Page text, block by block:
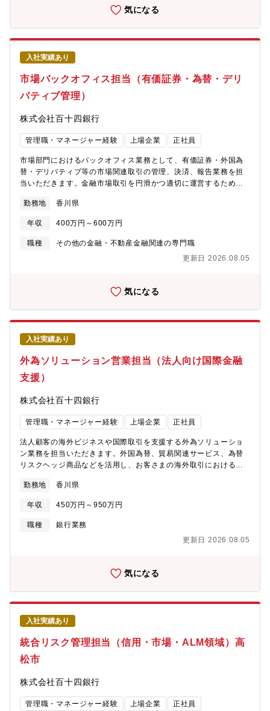
管理の専門性を高められます。資産・負債のバランス管理や市場
部門の収益管理など、金融機関経営に不可欠なALM領域の専門性
を磨くことができます。★金融当局対応など高度な金融管理業務
に携われます。金融当局への報告業務や規制対応を通じて、金融
機関に求められるリスク管理・ガバナンス領域の経験を積むこと
ができます。★市場部門と近い距離で経営管理に関われます。市
場部門の損益予想や予算管理にも携わるため、運用・市場取引の
実態を踏まえた管理・企画業務を経験できます。★金融商品の知
識を活かしてキャリアを広げられます。金融商品の運用・販売・
ャリアを広げることができます。
気になる
入社実績あり
市場バックオフィス担当（有価証券・為替・デリ
バティブ管理）
株式会社百十四銀行
管理職・マネージャー経験 上場企業 正社員
市場部門におけるバックオフィス業務として、有価証券・外国為
替・デリバティブ等の市場関連取引の管理、決済、報告業務を担
当いただきます。金融市場取引を円滑かつ適切に運営するため、
ジションです。具体的に、【市場取引管理】■銀行間取引の確認・
管理■有価証券取引管理■外国為替取引管理■デリバティブ取引管理
【決済業務】■資金決済指図■決済状況管理■対外決済対応【金融管
理業務】■金融当局への定例報告■市場部門関連の決算業務■データ
ロセス改善※金融市場取引を支える専門性の高いオペレーション
【魅力】★幅広い市場商品に関われます。債券・株式・投資信
託・為替・デリバティブなど、多様な金融商品の取引管理・決済
業務を経験可能。★金融オペレーションの専門性を磨けます。取
引確認、決済管理、金融当局報告、決算対応など、市場取引に必
要不可欠な管理業務を幅広く担当できます。★市場部門と近い距
離で業務改善に取り組めます。フロント部門と連携しながら、市
場取引プロセスの正確性・効率性向上に貢献可能。★金融商品知
識を活かしたキャリア形成が可能。金融商品の運用・販売・管理
経験を活かし、市場業務管理や金融オペレーション領域の専門人
勤務地 香川県
年収 400万円～600万円
職種
その他の金融・不動産金融関連の専門職
更新日 2026.08.05
気になる
入社実績あり
外為ソリューション営業担当（法人向け国際金融
支援）
株式会社百十四銀行
管理職・マネージャー経験 上場企業 正社員
法人顧客の海外ビジネスや国際取引を支援する外為ソリューショ
ン業務を担当いただきます。外国為替、貿易関連サービス、為替
リスクヘッジ商品などを活用し、お客さまの海外取引における課
為ソリューション提案】■外国為替取引に関する提案・説明■貿易
取引に関する金融サービス提案■海外現地法人向け資金提供支援
【為替リスク対応支援】■為替変動リスクの分析■為替デリバティ
ブ商品の提案■顧客ニーズに応じたソリューション提供【営業店支
の情報提供・教育【外為業務企画・改善】■外為収益向上施策の企
金融の専門性を活かし、地域企業の海外展開を支える重要なポジ
ションです。ーーーーーーーーーーーーーーーーーーーーーー
【魅力】★外為専門性を活かした提案型業務に携われます。単な
る外国為替事務ではなく、法人顧客の課題を把握し、為替リスク
ヘッジ、海外送金、貿易関連サービスなど最適なソリューション
を提案が可能。★法人営業と専門性を掛け合わせたキャリア形成
可能。営業店や法人担当者と連携しながら、外為領域の専門知識
を活かして顧客支援を行います。法人金融経験を活かしながら、
国際金融分野の専門性を高められます。★海外ビジネス支援とい
外現地法人との資金連携など、地域企業の成長を支える重要な役
割を担います。★外為業務の高度化・企画にも携われます。顧客
提案だけではなく、外為収益向上に向けた営業企画、営業店支
勤務地 香川県
年収 450万円～950万円
職種
銀行業務
更新日 2026.08.05
気になる
入社実績あり
統合リスク管理担当（信用・市場・ALM領域）高
松市
株式会社百十四銀行
管理職・マネージャー経験 上場企業 正社員